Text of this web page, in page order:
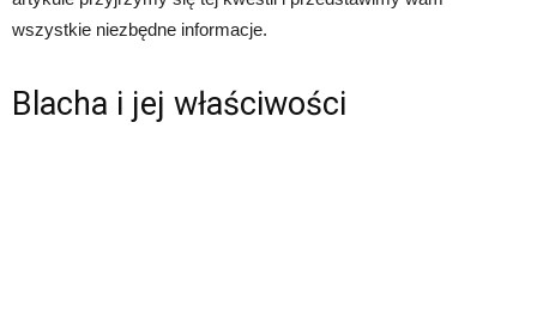
wszystkie niezbędne informacje.
Blacha i jej właściwości